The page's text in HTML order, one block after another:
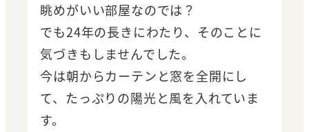
眺めがいい部屋なのでは？
でも24年の長きにわたり、そのことに
気づきもしませんでした。
今は朝からカーテンと窓を全開にし
て、たっぷりの陽光と風を入れていま
す。